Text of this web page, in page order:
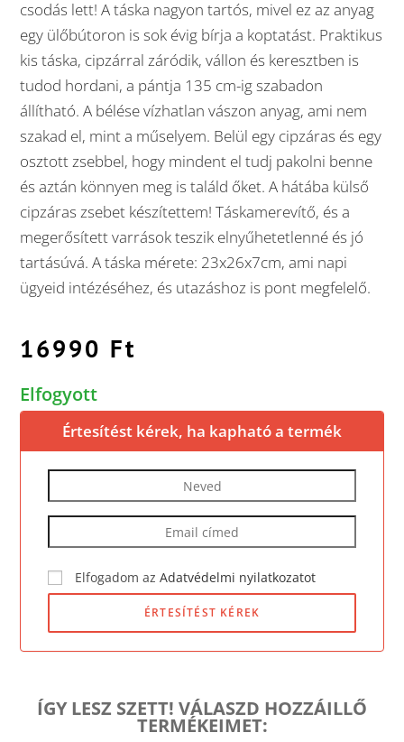
csodás lett! A táska nagyon tartós, mivel ez az anyag
egy ülőbútoron is sok évig bírja a koptatást. Praktikus
kis táska, cipzárral záródik, vállon és keresztben is
tudod hordani, a pántja 135 cm-ig szabadon
állítható. A bélése vízhatlan vászon anyag, ami nem
szakad el, mint a műselyem. Belül egy cipzáras és egy
osztott zsebbel, hogy mindent el tudj pakolni benne
és aztán könnyen meg is találd őket. A hátába külső
cipzáras zsebet készítettem! Táskamerevítő, és a
megerősített varrások teszik elnyűhetetlenné és jó
tartásúvá. A táska mérete: 23x26x7cm, ami napi
ügyeid intézéséhez, és utazáshoz is pont megfelelő.
16990 Ft
Elfogyott
Értesítést kérek, ha kapható a termék
Elfogadom azAdatvédelmi nyilatkozatot
ÉRTESÍTÉST KÉREK
ÍGY LESZ SZETT! VÁLASZD HOZZÁILLŐ
TERMÉKEIMET: